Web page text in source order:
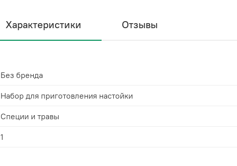
Характеристики Отзывы
Без бренда
Набор для приготовления настойки
Специи и травы
1